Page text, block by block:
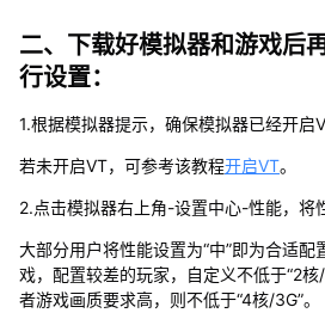
二、下载好模拟器和游戏后
行设置：
1.根据模拟器提示，确保模拟器已经开启
若未开启VT，可参考该教程开启VT。
2.点击模拟器右上角-设置中心-性能，将
大部分用户将性能设置为“中”即为合适
戏，配置较差的玩家，自定义不低于“2
者游戏画质要求高，则不低于“4核/3G”